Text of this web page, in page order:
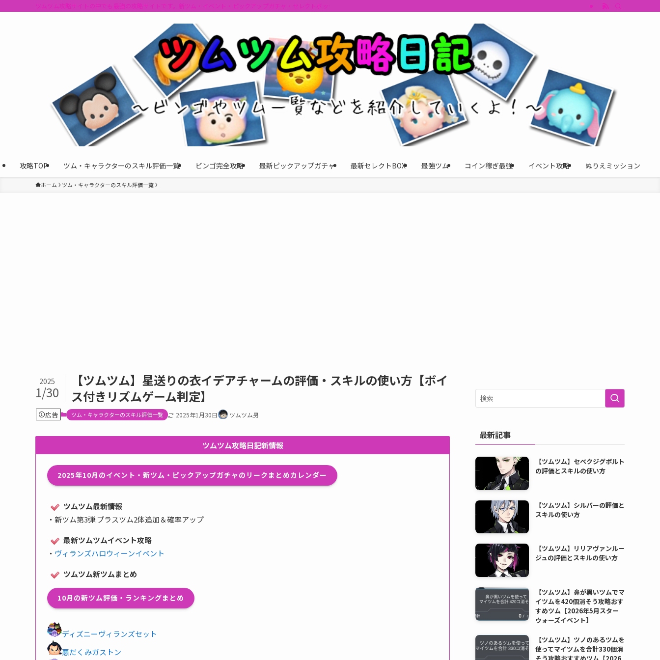
ツムツム攻略サイトの中でも最強の攻略サイトです。新ツム・イベント・ピックアップガチャ・セレクトボックスの情報を最速で提供しビンゴのおすすめツム・キャラ評価も丁寧に解説。ツムツムイベント、ツムツム攻略、ツムツ
攻略TOP ツム・キャラクターのスキル評価一覧 ビンゴ完全攻略 最新ピックアップガチャ 最新セレクトBOX 最強ツム コイン稼ぎ最強 イベント攻略 ぬりえミッション
ホーム ツム・キャラクターのスキル評価一覧
【ツムツム】星送りの衣イデアチャームの評価・スキルの使い方【ボイ
ス付きリズムゲーム判定】
2025
1/30
広告 ツム・キャラクターのスキル評価一覧 2025年1月30日 ツムツム男
ツムツム攻略日記新情報
2025年10月のイベント・新ツム・ピックアップガチャのリークまとめカレンダー
ツムツム最新情報
・ 新ツム第3弾:プラスツム2体追加＆確率アップ
最新ツムツムイベント攻略
・ ヴィランズハロウィーンイベント
ツムツム新ツムまとめ
10月の新ツム評価・ランキングまとめ
ディズニーヴィランズセット
悪だくみガストン
最新記事
【ツムツム】セベクジグボルト
の評価とスキルの使い方
【ツムツム】シルバーの評価と
スキルの使い方
【ツムツム】リリアヴァンルー
ジュの評価とスキルの使い方
【ツムツム】鼻が黒いツムでマ
イツムを420個消そう攻略おす
すめツム【2026年5月スター
ウォーズイベント】
【ツムツム】ツノのあるツムを
使ってマイツムを合計330個消